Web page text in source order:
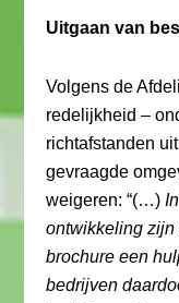
Uitgaan van
Volgens de
redelijkheid –
richtafstanden
gevraagde
weigeren: “(…)
ontwikkeling zijn
brochure een
bedrijven